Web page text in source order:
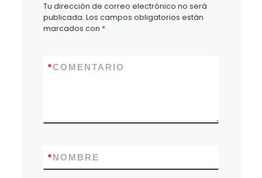
Tu dirección de correo electrónico no será
publicada. Los campos obligatorios están
marcados con *
COMENTARIO
*
NOMBRE
*